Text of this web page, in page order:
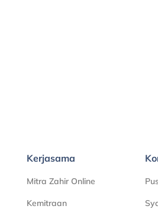
Kerjasama
Mitra Zahir Online
Kemitraan